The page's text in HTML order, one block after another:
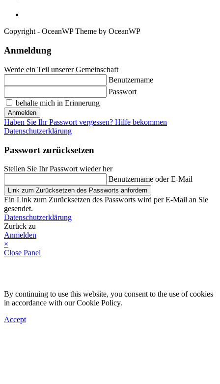
Copyright - OceanWP Theme by OceanWP
Anmeldung
Werde ein Teil unserer Gemeinschaft
Benutzername
Passwort
behalte mich in Erinnerung
Anmelden
Haben Sie Ihr Passwort vergessen? Hilfe bekommen
Datenschutzerklärung
Passwort zurücksetzen
Stellen Sie Ihr Passwort wieder her
Benutzername oder E-Mail
Link zum Zurücksetzen des Passworts anfordern
Ein Link zum Zurücksetzen des Passworts wird per E-Mail an Sie
gesendet.
Datenschutzerklärung
Zurück zu
Anmelden
×
Close Panel
By continuing to use this website, you consent to the use of cookies
in accordance with our Cookie Policy.
Accept